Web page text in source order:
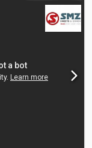
, Uitrusting:
en accessoires
= Meer informatie =
5.900 kg
Technische